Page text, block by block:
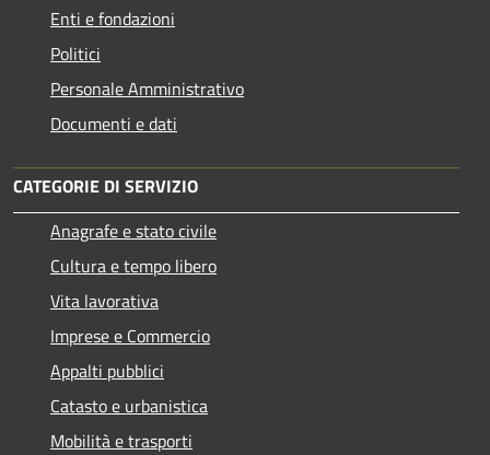
Enti e fondazioni
Politici
Personale Amministrativo
Documenti e dati
CATEGORIE DI SERVIZIO
Anagrafe e stato civile
Cultura e tempo libero
Vita lavorativa
Imprese e Commercio
Appalti pubblici
Catasto e urbanistica
Mobilità e trasporti